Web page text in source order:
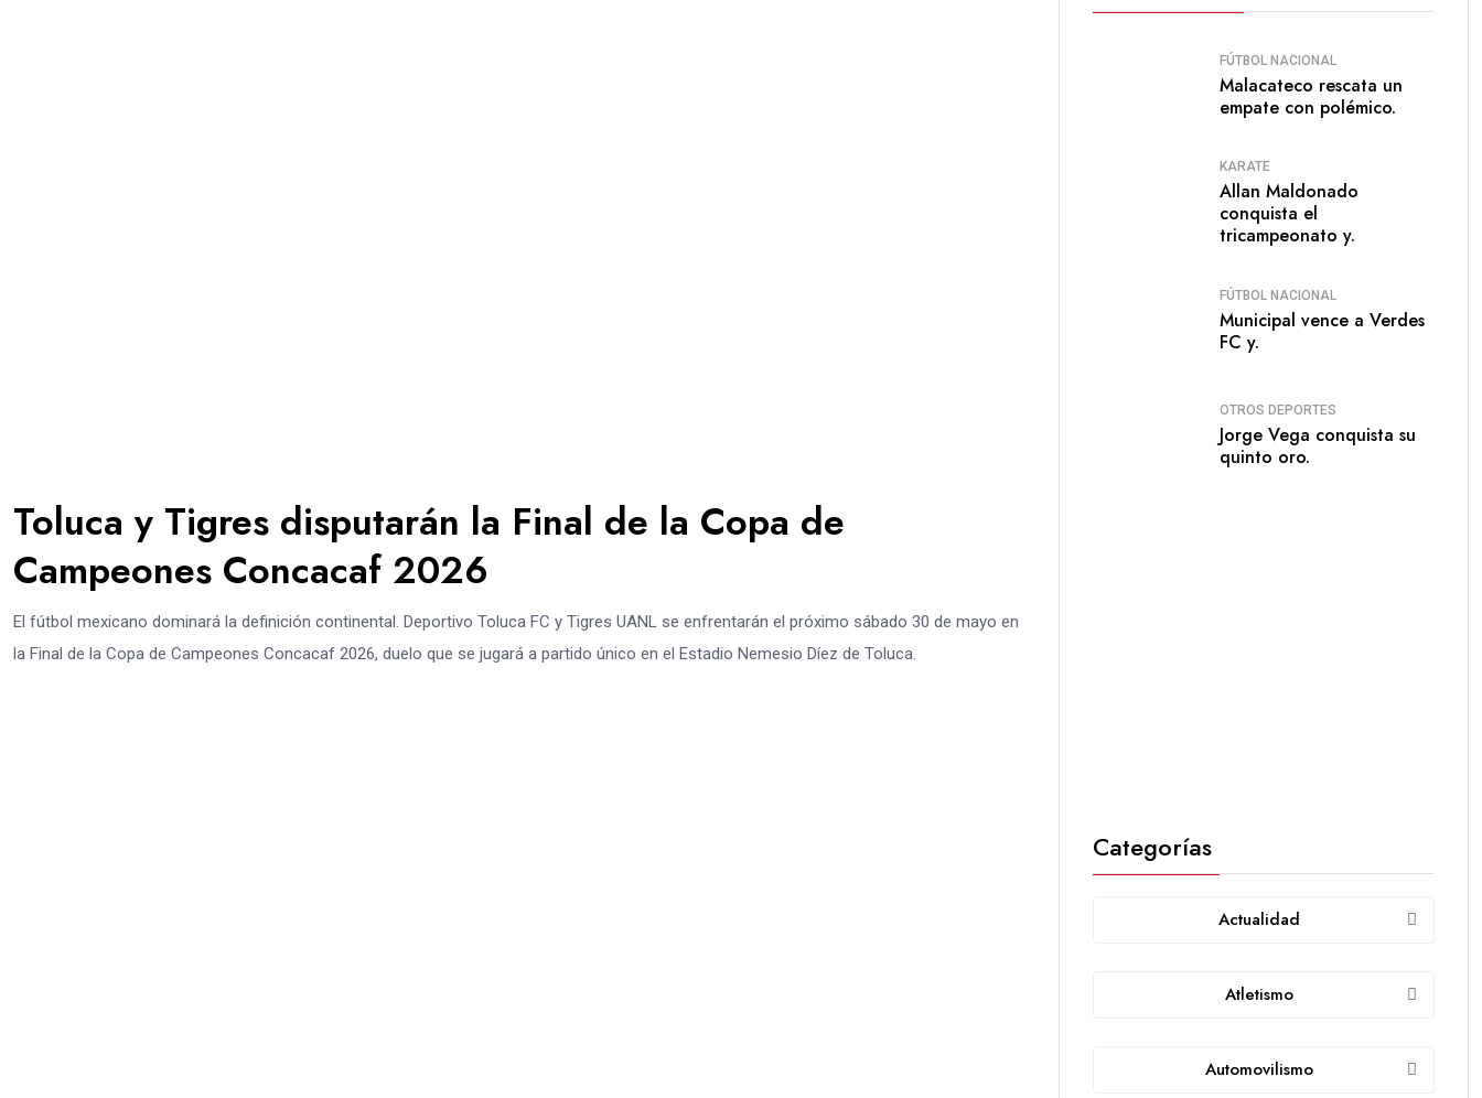
Toluca y Tigres disputarán la Final de la Copa de
Campeones Concacaf 2026
El fútbol mexicano dominará la definición continental. Deportivo Toluca FC y Tigres UANL se enfrentarán el próximo sábado 30 de mayo en
la Final de la Copa de Campeones Concacaf 2026, duelo que se jugará a partido único en el Estadio Nemesio Díez de Toluca.
FÚTBOL NACIONAL
Malacateco rescata un
empate con polémico.
KARATE
Allan Maldonado
conquista el
tricampeonato y.
FÚTBOL NACIONAL
Municipal vence a Verdes
FC y.
OTROS DEPORTES
Jorge Vega conquista su
quinto oro.
Categorías
Actualidad
Atletismo
Automovilismo